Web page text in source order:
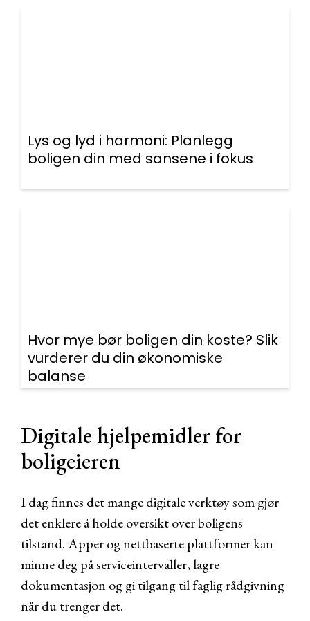
Lys og lyd i harmoni: Planlegg
boligen din med sansene i fokus
Hvor mye bør boligen din koste? Slik
vurderer du din økonomiske
balanse
Digitale hjelpemidler for
boligeieren
I dag finnes det mange digitale verktøy som gjør
det enklere å holde oversikt over boligens
tilstand. Apper og nettbaserte plattformer kan
minne deg på serviceintervaller, lagre
dokumentasjon og gi tilgang til faglig rådgivning
når du trenger det.